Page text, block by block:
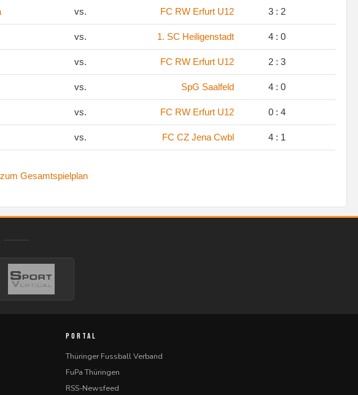
vs. FC RW Erfurt U12 3 : 2
vs. 1. SC Heiligenstadt 4 : 0
vs. FC RW Erfurt U12 2 : 3
vs. SpG Saalfeld 4 : 0
vs. FC RW Erfurt U12 0 : 4
vs. FC CZ Jena Cwbl 4 : 1
zum Gesamtspielplan
PORTAL
Thüringer Fussball Verband
FuPa Thüringen
RSS-Newsfeed